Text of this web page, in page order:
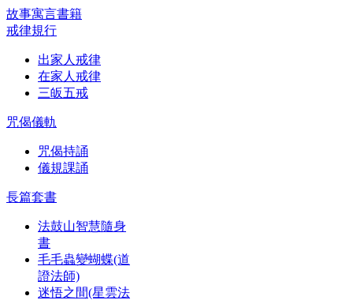
故事寓言書籍
戒律規行
出家人戒律
在家人戒律
三皈五戒
咒偈儀軌
咒偈持誦
儀規課誦
長篇套書
法鼓山智慧隨身
書
毛毛蟲變蝴蝶(道
證法師)
迷悟之間(星雲法